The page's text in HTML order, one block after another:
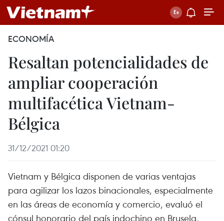
ECONOMÍA
Resaltan potencialidades de
ampliar cooperación
multifacética Vietnam-
Bélgica
31/12/2021 01:20
Vietnam y Bélgica disponen de varias ventajas
para agilizar los lazos binacionales, especialmente
en las áreas de economía y comercio, evaluó el
cónsul honorario del país indochino en Brusela,